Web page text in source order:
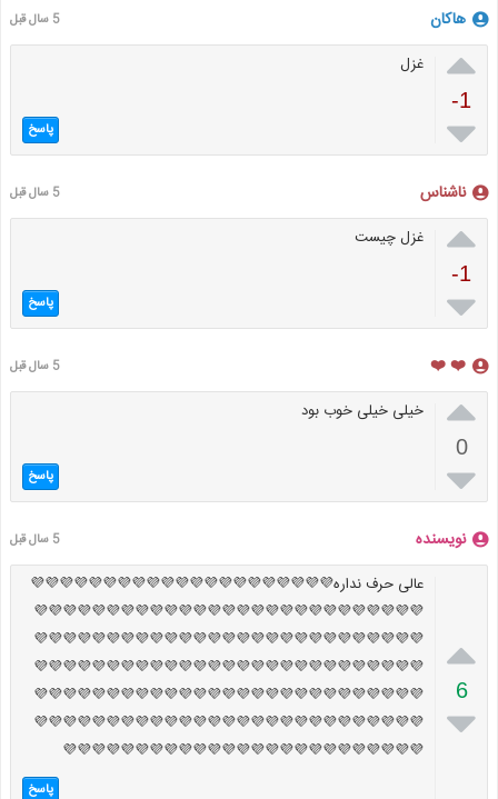
هاکان 5 سال قبل

-1

غزل
پاسخ
ناشناس 5 سال قبل

-1

غزل چیست
پاسخ
❤️ ❤️ 5 سال قبل

0

خیلی خیلی خوب بود
پاسخ
نویسنده 5 سال قبل

6

عالی حرف نداره💜💜💜💜💜💜💜💜💜💜💜💜💜💜💜💜💜💜💜💜💜
💜💜💜💜💜💜💜💜💜💜💜💜💜💜💜💜💜💜💜💜💜💜💜💜💜💜💜
💜💜💜💜💜💜💜💜💜💜💜💜💜💜💜💜💜💜💜💜💜💜💜💜💜💜💜
💜💜💜💜💜💜💜💜💜💜💜💜💜💜💜💜💜💜💜💜💜💜💜💜💜💜💜
💜💜💜💜💜💜💜💜💜💜💜💜💜💜💜💜💜💜💜💜💜💜💜💜💜💜💜
💜💜💜💜💜💜💜💜💜💜💜💜💜💜💜💜💜💜💜💜💜💜💜💜💜💜💜
💜💜💜💜💜💜💜💜💜💜💜💜💜💜💜💜💜💜💜💜💜💜💜💜💜
پاسخ